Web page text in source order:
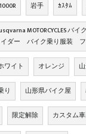
岩手 ｶｽﾀﾑ
MOTORCYCLES
ダー バイク乗り服装 フ
ワイト オレンジ
り 山形県バイク屋
限定解除 カスタム